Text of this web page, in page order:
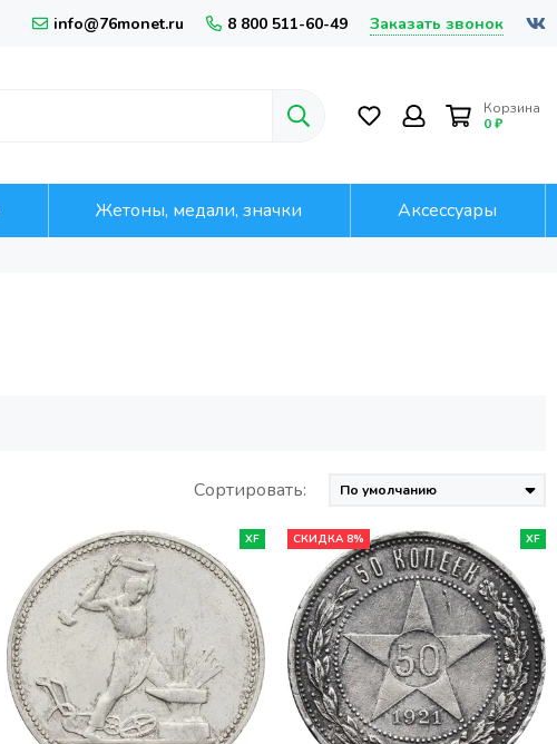
info@76monet.ru 8 800 511-60-49 Заказать звонок
Корзина
0 ₽
Жетоны, медали, значки Аксессуары
Сортировать:
XF СКИДКА 8% XF